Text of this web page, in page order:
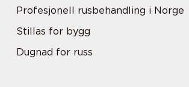
Profesjonell rusbehandling i Norge
Stillas for bygg
Dugnad for russ